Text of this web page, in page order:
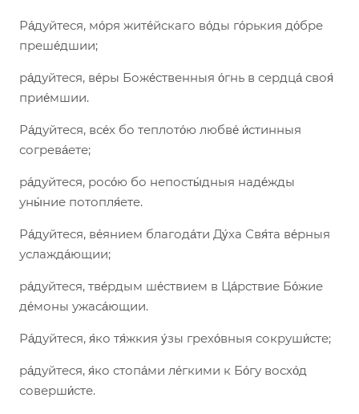
Ра́дуйтеся, мо́ря жите́йскаго во́ды го́рькия до́бре
преше́дшии;
ра́дуйтеся, ве́ры Боже́ственныя о́гнь в сердца́ своя́
прие́мшии.
Ра́дуйтеся, все́х бо теплото́ю любве́ и́стинныя
согрева́ете;
ра́дуйтеся, росо́ю бо непосты́дныя наде́жды
уны́ние потопля́ете.
Ра́дуйтеся, ве́янием благода́ти Ду́ха Свя́та ве́рныя
услажда́ющии;
ра́дуйтеся, тве́рдым ше́ствием в Ца́рствие Бо́жие
де́моны ужаса́ющии.
Ра́дуйтеся, я́ко тя́жкия у́зы грехо́вныя сокруши́сте;
ра́дуйтеся, я́ко стопа́ми ле́гкими к Бо́гу восхо́д
соверши́сте.